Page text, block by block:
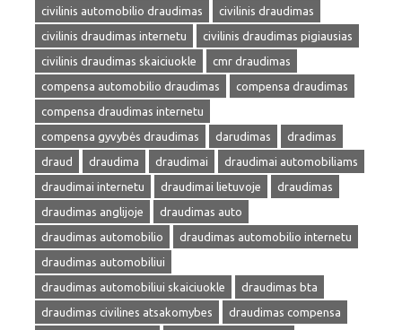
civilinis automobilio draudimas
civilinis draudimas
civilinis draudimas internetu
civilinis draudimas pigiausias
civilinis draudimas skaiciuokle
cmr draudimas
compensa automobilio draudimas
compensa draudimas
compensa draudimas internetu
compensa gyvybės draudimas
darudimas
dradimas
draud
draudima draudimai
draudimai automobiliams
draudimai internetu
draudimai lietuvoje
draudimas
draudimas anglijoje
draudimas auto
draudimas automobilio
draudimas automobilio internetu
draudimas automobiliui
draudimas automobiliui skaiciuokle
draudimas bta
draudimas civilines atsakomybes
draudimas compensa